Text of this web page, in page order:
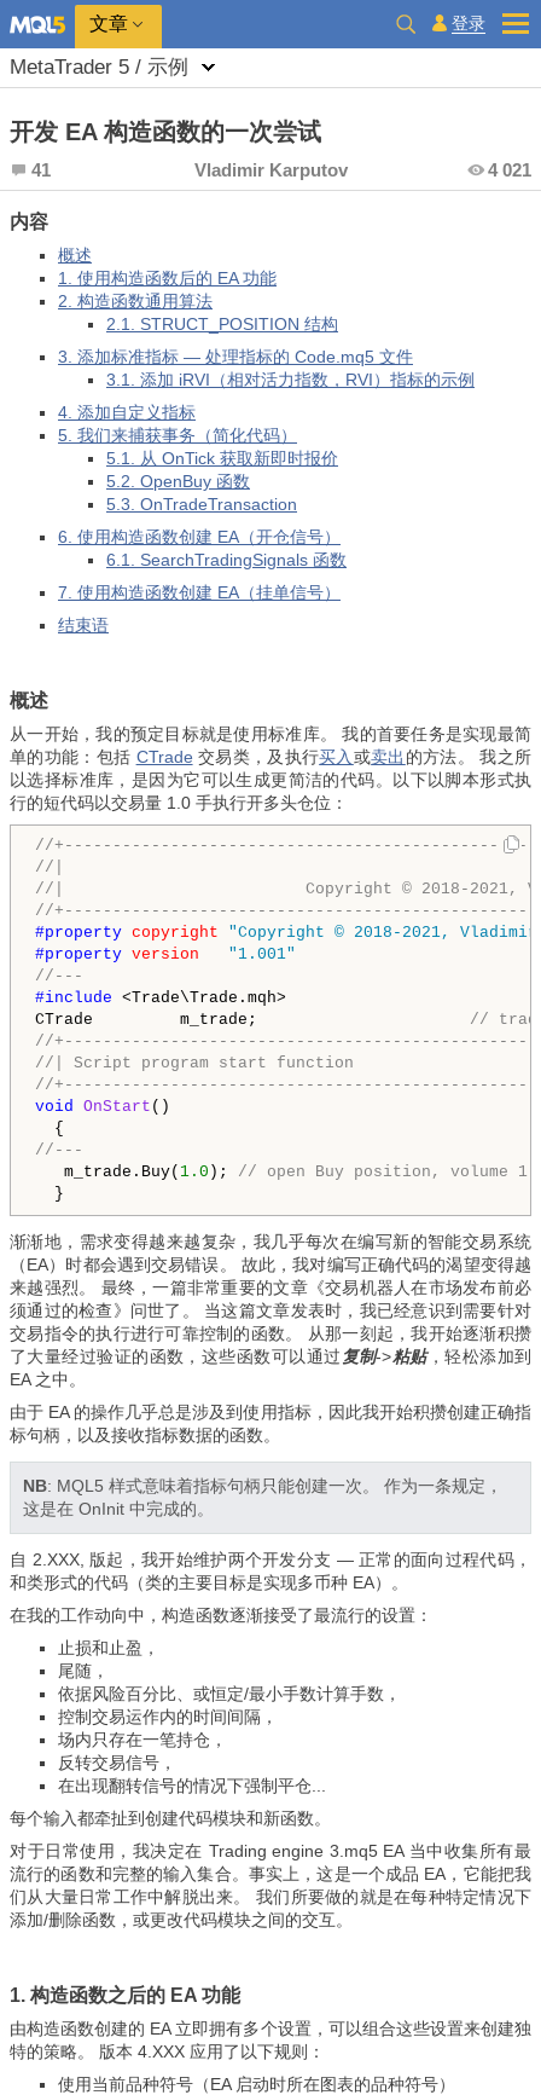
文章 登录
MetaTrader 5 / 示例
开发 EA 构造函数的一次尝试
41 Vladimir Karputov 4 021
内容
概述
1. 使用构造函数后的 EA 功能
2. 构造函数通用算法
2.1. STRUCT_POSITION 结构
3. 添加标准指标 — 处理指标的 Code.mq5 文件
3.1. 添加 iRVI（相对活力指数，RVI）指标的示例
4. 添加自定义指标
5. 我们来捕获事务（简化代码）
5.1. 从 OnTick 获取新即时报价
5.2. OpenBuy 函数
5.3. OnTradeTransaction
6. 使用构造函数创建 EA（开仓信号）
6.1. SearchTradingSignals 函数
7. 使用构造函数创建 EA（挂单信号）
结束语
概述
从一开始，我的预定目标就是使用标准库。 我的首要任务是实现最简
单的功能：包括 CTrade 交易类，及执行买入 或卖出 的方法。 我之所
以选择标准库，是因为它可以生成更简洁的代码。以下以脚本形式执
行的短代码以交易量 1.0 手执行开多头仓位：
//
//|
//|                         Copyright © 2018-
//
#property copyright
"Copyright © 2018-2021,
#property version
"1.001"
//---
#include <Trade\Trade.mqh>
CTrade         m_trade; //
//
//| Script program start function
//
void OnStart ()
//---
m_trade.Buy( 1.0 ); // open Buy position, volume
}
渐渐地，需求变得越来越复杂，我几乎每次在编写新的智能交易系统
（EA）时都会遇到交易错误。 故此，我对编写正确代码的渴望变得越
来越强烈。 最终，一篇非常重要的文章《交易机器人在市场发布前必
须通过的检查》问世了。 当这篇文章发表时，我已经意识到需要针对
交易指令的执行进行可靠控制的函数。 从那一刻起，我开始逐渐积攒
了大量经过验证的函数，这些函数可以通过 复制->粘贴，轻松添加到
EA 之中。
由于 EA 的操作几乎总是涉及到使用指标，因此我开始积攒创建正确指
标句柄，以及接收指标数据的函数。
NB: MQL5 样式意味着指标句柄只能创建一次。 作为一条规定，
这是在 OnInit 中完成的。
自 2.XXX, 版起，我开始维护两个开发分支 —正常的面向过程代码，
和类形式的代码（类的主要目标是实现多币种 EA）。
在我的工作动向中， 构造函数逐渐接受了最流行的设置：
止损和止盈，
尾随，
依据风险百分比、或恒定/最小手数计算手数，
控制交易运作内的时间间隔，
场内只存在一笔持仓，
反转交易信号，
在出现翻转信号的情况下强制平仓...
每个输入都牵扯到创建代码模块和新函数。
对于日常使用，我决定在 Trading engine 3.mq5 EA 当中收集所有最
流行的函数和完整的输入集合。 事实上，这是一个成品 EA，它能把我
们从大量日常工作中解脱出来。 我们所要做的就是在每种特定情况下
添加/删除函数，或更改代码模块之间的交互。
1. 构造函数之后的 EA 功能
由构造函数创建的 EA 立即拥有多个设置，可以组合这些设置来创建独
特的策略。 版本 4.XXX 应用了以下规则：
使用当前品种符号（EA 启动时所在图表的品种符号）